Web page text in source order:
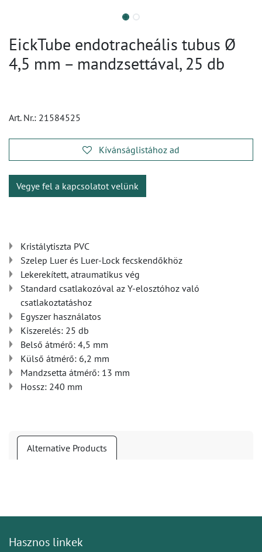
EickTube endotracheális tubus Ø
4,5 mm – mandzsettával, 25 db
Art. Nr.: 21584525
Kívánságlistához ad
Vegye fel a kapcsolatot velünk
Kristálytiszta PVC
Szelep Luer és Luer-Lock fecskendőkhöz
Lekerekített, atraumatikus vég
Standard csatlakozóval az Y-elosztóhoz való
csatlakoztatáshoz
Egyszer használatos
Kiszerelés: 25 db
Belső átmérő: 4,5 mm
Külső átmérő: 6,2 mm
Mandzsetta átmérő: 13 mm
Hossz: 240 mm
Alternative Products
Hasznos linkek